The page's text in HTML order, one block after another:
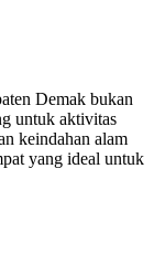
Demak bukan
untuk aktivitas
keindahan alam
yang ideal untuk